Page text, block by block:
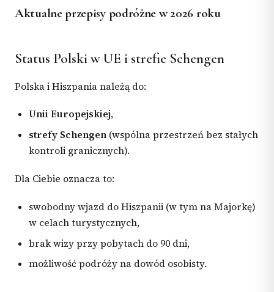
Aktualne przepisy podróżne w 2026 roku
Status Polski w UE i strefie Schengen
Polska i Hiszpania należą do:
Unii Europejskiej,
strefy Schengen (wspólna przestrzeń bez stałych
kontroli granicznych).
Dla Ciebie oznacza to:
swobodny wjazd do Hiszpanii (w tym na Majorkę)
w celach turystycznych,
brak wizy przy pobytach do 90 dni,
możliwość podróży na dowód osobisty.